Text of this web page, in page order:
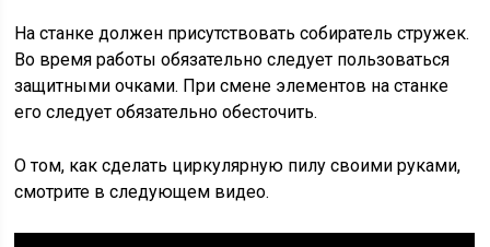
На станке должен присутствовать собиратель стружек.
Во время работы обязательно следует пользоваться
защитными очками. При смене элементов на станке
его следует обязательно обесточить.
О том, как сделать циркулярную пилу своими руками,
смотрите в следующем видео.